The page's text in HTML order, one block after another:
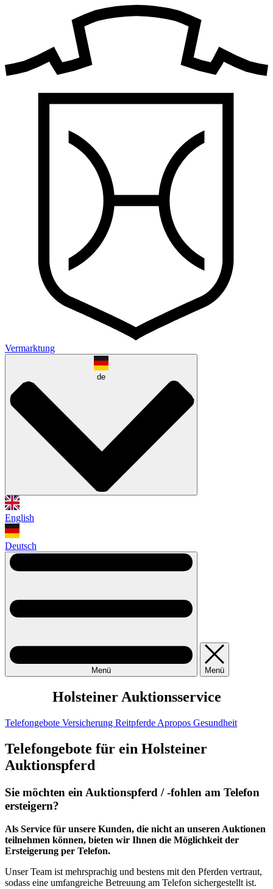
Vermarktung
de
English
Deutsch
Menü Menü
Holsteiner Auktionsservice
Telefongebote Versicherung Reitpferde Apropos Gesundheit
Telefongebote für ein Holsteiner
Auktionspferd
Sie möchten ein Auktionspferd / -fohlen am Telefon
ersteigern?
Als Service für unsere Kunden, die nicht an unseren Auktionen
teilnehmen können, bieten wir Ihnen die Möglichkeit der
Ersteigerung per Telefon.
Unser Team ist mehrsprachig und bestens mit den Pferden vertraut,
sodass eine umfangreiche Betreuung am Telefon sichergestellt ist.